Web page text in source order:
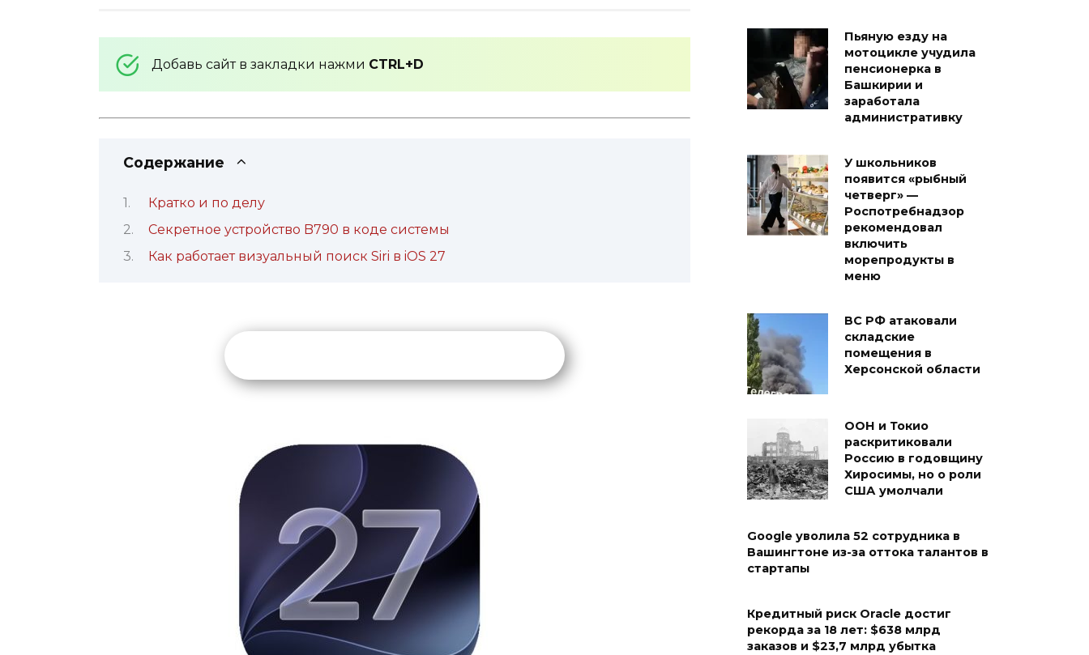
Добавь сайт в закладки нажми CTRL+D
Содержание
Кратко и по делу
Секретное устройство B790 в коде системы
Как работает визуальный поиск Siri в iOS 27
Пьяную езду на
мотоцикле учудила
пенсионерка в
Башкирии и
заработала
административку
У школьников
появится «рыбный
четверг» —
Роспотребнадзор
рекомендовал
включить
морепродукты в
меню
ВС РФ атаковали
складские
помещения в
Херсонской области
ООН и Токио
раскритиковали
Россию в годовщину
Хиросимы, но о роли
США умолчали
Google уволила 52 сотрудника в
Вашингтоне из-за оттока талантов в
стартапы
Кредитный риск Oracle достиг
рекорда за 18 лет: $638 млрд
заказов и $23,7 млрд убытка